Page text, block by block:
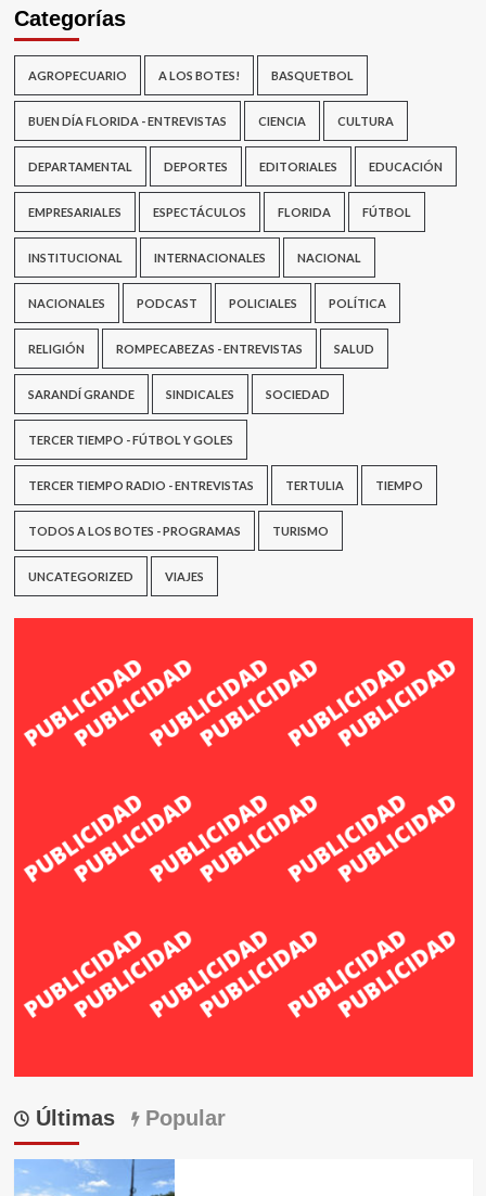
Categorías
AGROPECUARIO A LOS BOTES! BASQUETBOL
BUEN DÍA FLORIDA - ENTREVISTAS CIENCIA CULTURA
DEPARTAMENTAL DEPORTES EDITORIALES EDUCACIÓN
EMPRESARIALES ESPECTÁCULOS FLORIDA FÚTBOL
INSTITUCIONAL INTERNACIONALES NACIONAL
NACIONALES PODCAST POLICIALES POLÍTICA
RELIGIÓN ROMPECABEZAS - ENTREVISTAS SALUD
SARANDÍ GRANDE SINDICALES SOCIEDAD
TERCER TIEMPO - FÚTBOL Y GOLES
TERCER TIEMPO RADIO - ENTREVISTAS TERTULIA TIEMPO
TODOS A LOS BOTES - PROGRAMAS TURISMO
UNCATEGORIZED VIAJES
Últimas Popular